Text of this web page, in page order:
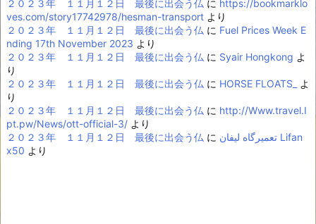
２０２３年 １１月１２日 最後に出会う仏 に https://bookmarklo
ves.com/story17742978/hesman-transport より
２０２３年 １１月１２日 最後に出会う仏 に Fuel Prices Week E
nding 17th November 2023 より
２０２３年 １１月１２日 最後に出会う仏 に Syair Hongkong よ
り
２０２３年 １１月１２日 最後に出会う仏 に HORSE FLOATS_
よ
り
２０２３年 １１月１２日 最後に出会う仏 に http://Www.travel.I
pt.pw/News/ott-official-3/ より
２０２３年 １１月１２日 最後に出会う仏 に تعمیرگاه لیفان Lifan
x50 より